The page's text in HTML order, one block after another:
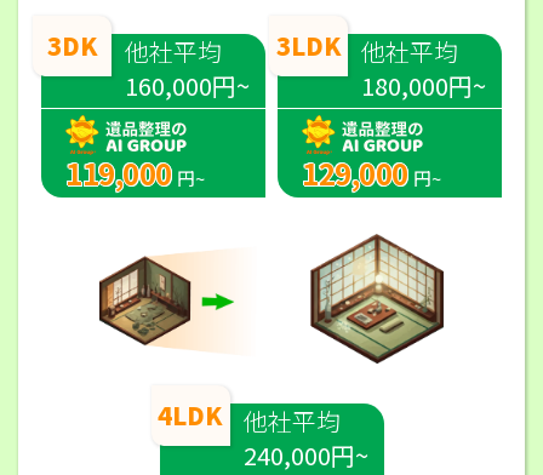
3DK
他社平均
160,000円~
119,000 円~
4LDK 他社平均
240,000円~
3LDK 他社平均
180,000円~
129,000 円~